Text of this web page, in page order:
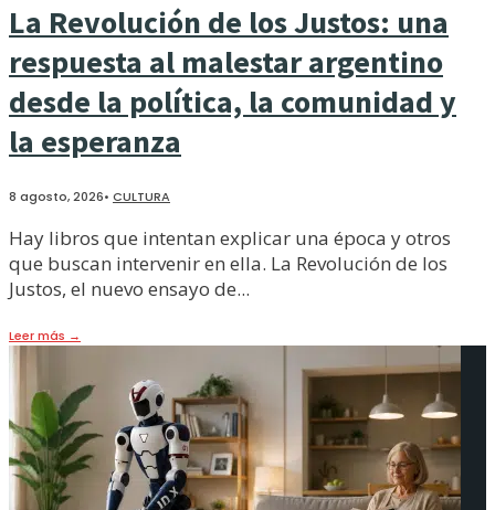
La Revolución de los Justos: una
respuesta al malestar argentino
desde la política, la comunidad y
la esperanza
8 agosto, 2026• CULTURA
Hay libros que intentan explicar una época y otros
que buscan intervenir en ella. La Revolución de los
Justos, el nuevo ensayo de...
Leer más →